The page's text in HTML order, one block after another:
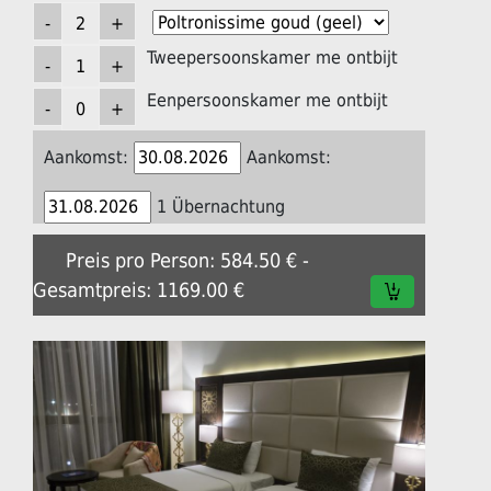
Tweepersoonskamer me ontbijt
Eenpersoonskamer me ontbijt
Aankomst: Aankomst:
1 Übernachtung
Preis pro Person: 584.50 € -
Gesamtpreis: 1169.00 €